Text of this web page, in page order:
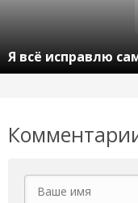
Я всё исправлю